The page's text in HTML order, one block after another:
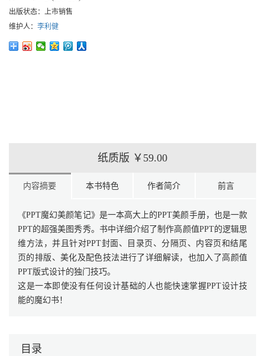
出版状态： 上市销售
维护人： 李利健
纸质版 ￥59.00
内容摘要 本书特色 作者简介 前言
《PPT魔幻美颜笔记》是一本高大上的PPT美颜手册，也是一款
PPT的超强美图秀秀。书中详细介绍了制作高颜值PPT的逻辑思
维方法，并且针对PPT封面、目录页、分隔页、内容页和结尾
页的排版、美化及配色技法进行了详细解读，也加入了高颜值
PPT版式设计的独门技巧。
这是一本即使没有任何设计基础的人也能快速掌握PPT设计技
能的魔幻书！
目录